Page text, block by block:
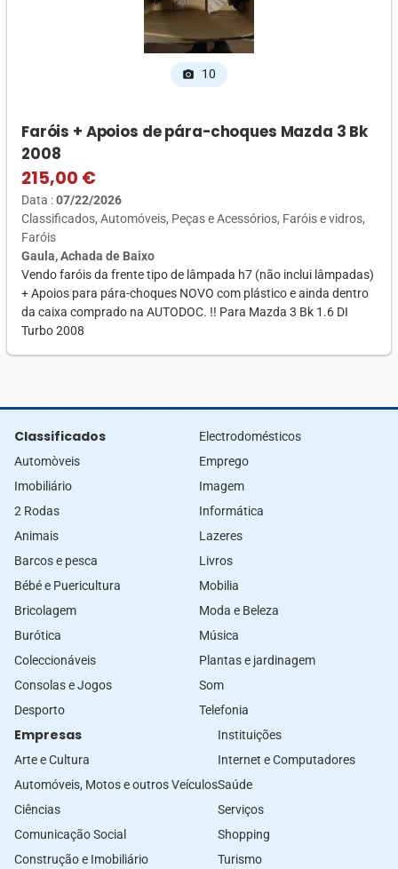
photo_camera 10
Faróis + Apoios de pára-choques Mazda 3 Bk
2008
215,00 €
Data :07/22/2026
Classificados Automóveis Peças e Acessórios Faróis e vidros
Faróis
Gaula, Achada de Baixo
Vendo faróis da frente tipo de lâmpada h7 (não inclui lâmpadas)
+ Apoios para pára-choques NOVO com plástico e ainda dentro
da caixa comprado na AUTODOC. ‼️ Para Mazda 3 Bk 1.6 DI
Turbo 2008
Classificados
Automòveis
Imobiliário
2 Rodas
Animais
Barcos e pesca
Bébé e Puericultura
Bricolagem
Burótica
Coleccionáveis
Consolas e Jogos
Desporto
Electrodomésticos
Emprego
Imagem
Informática
Lazeres
Livros
Mobilia
Moda e Beleza
Música
Plantas e jardinagem
Som
Telefonia
Empresas
Arte e Cultura
Automóveis, Motos e outros Veículos
Ciências
Comunicação Social
Construção e Imobiliário
Instituições
Internet e Computadores
Saúde
Serviços
Shopping
Turismo